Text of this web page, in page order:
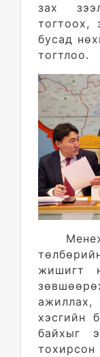
зах
тогтоох,
бусад
тогтлоо.
жишигт
ажиллах,
хэсгийн
байхыг